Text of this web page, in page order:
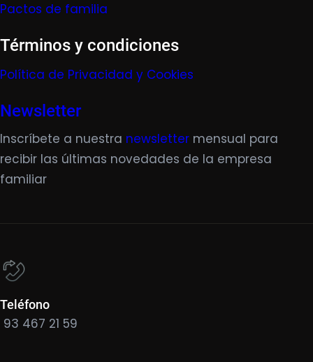
Pactos de familia
Términos y condiciones
Política de Privacidad y Cookies
Newsletter
Inscríbete a nuestra newsletter mensual para
recibir las últimas novedades de la empresa
familiar
Teléfono
93 467 21 59